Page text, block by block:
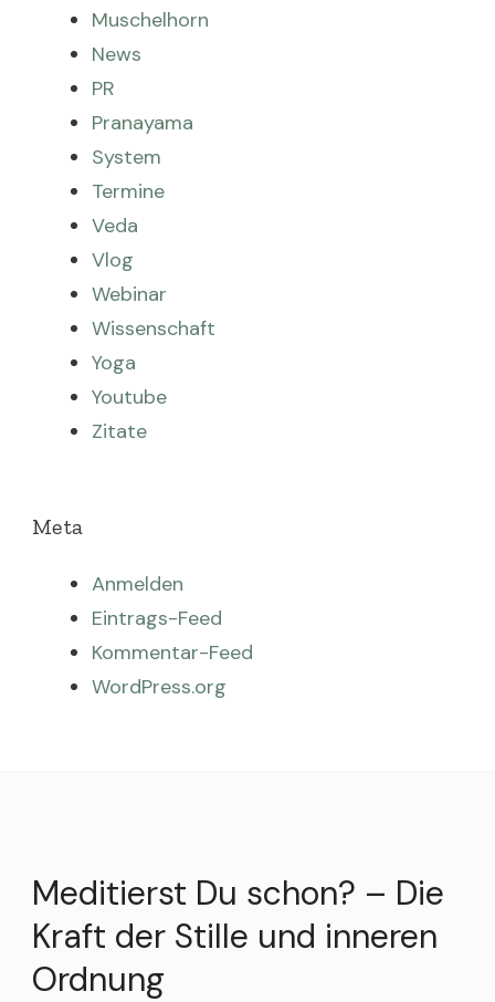
Muschelhorn
News
PR
Pranayama
System
Termine
Veda
Vlog
Webinar
Wissenschaft
Yoga
Youtube
Zitate
Meta
Anmelden
Eintrags-Feed
Kommentar-Feed
WordPress.org
Meditierst Du schon? – Die
Kraft der Stille und inneren
Ordnung